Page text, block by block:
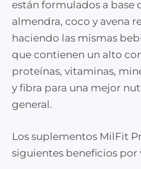
están formulados a base
almendra, coco y avena
haciendo las mismas
que contienen un alto
proteínas, vitaminas,
y fibra para una mejor
general.
Los suplementos MilFit
siguientes beneficios por